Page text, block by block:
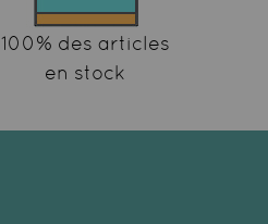
100% des articles
en stock